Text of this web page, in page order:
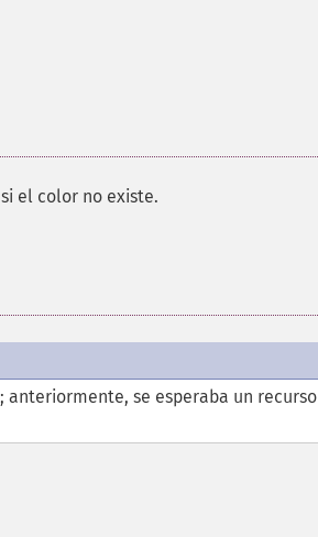
el color no existe.
; anteriormente, se esperaba un recurso